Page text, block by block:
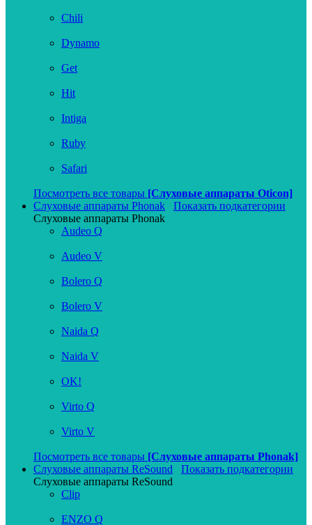
Chili
Dynamo
Get
Hit
Intiga
Ruby
Safari
Посмотреть все товары [Слуховые аппараты Oticon]
Слуховые аппараты Phonak
Показать подкатегории
Слуховые аппараты Phonak
Audeo Q
Audeo V
Bolero Q
Bolero V
Naida Q
Naida V
OK!
Virto Q
Virto V
Посмотреть все товары [Слуховые аппараты Phonak]
Слуховые аппараты ReSound
Показать подкатегории
Слуховые аппараты ReSound
Clip
ENZO Q